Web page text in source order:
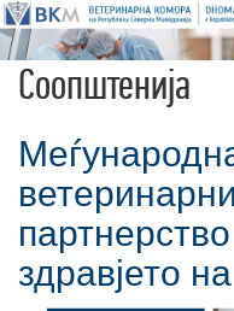
Соопштенија
здравјето